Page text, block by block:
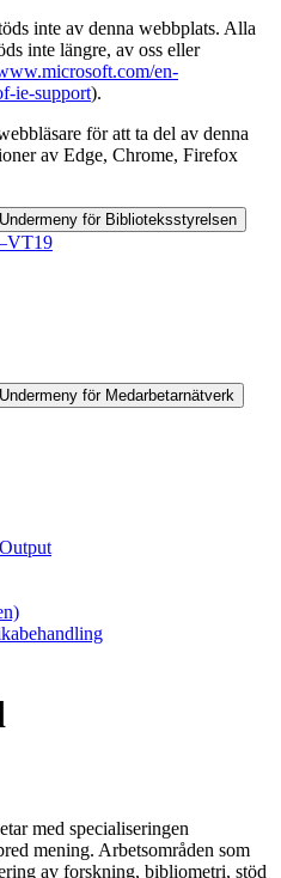
inte av denna webbplats. Alla
inte längre, av oss eller
en-
ie-support).
för att ta del av denna
av Edge, Chrome, Firefox
Undermeny för Biblioteksstyrelsen
Undermeny för Medarbetarnätverk
med specialiseringen
mening. Arbetsområden som
av forskning, bibliometri, stöd